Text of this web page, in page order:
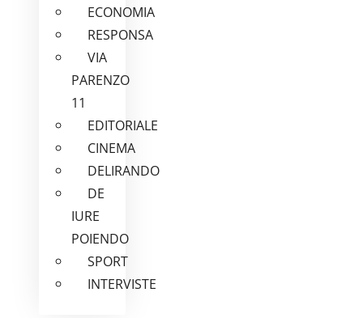
ECONOMIA
RESPONSA
VIA
PARENZO
11
EDITORIALE
CINEMA
DELIRANDO
DE
IURE
POIENDO
SPORT
INTERVISTE